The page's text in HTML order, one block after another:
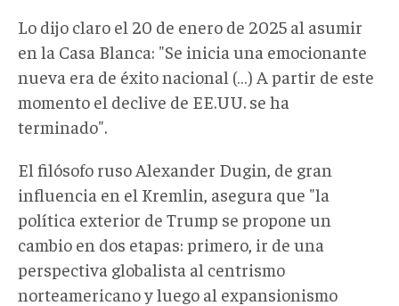
Lo dijo claro el 20 de enero de 2025 al asumir
en la Casa Blanca: "Se inicia una emocionante
nueva era de éxito nacional (…) A partir de este
momento el declive de EE.UU. se ha
terminado".
El filósofo ruso Alexander Dugin, de gran
influencia en el Kremlin, asegura que "la
política exterior de Trump se propone un
cambio en dos etapas: primero, ir de una
perspectiva globalista al centrismo
norteamericano y luego al expansionismo